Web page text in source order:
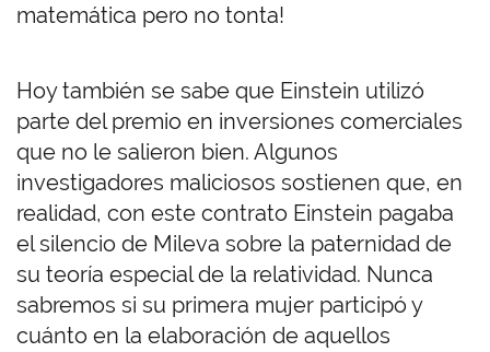
matemática pero no tonta!
Hoy también se sabe que Einstein utilizó
parte del premio en inversiones comerciales
que no le salieron bien. Algunos
investigadores maliciosos sostienen que, en
realidad, con este contrato Einstein pagaba
el silencio de Mileva sobre la paternidad de
su teoría especial de la relatividad. Nunca
sabremos si su primera mujer participó y
cuánto en la elaboración de aquellos